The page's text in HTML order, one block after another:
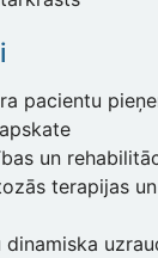
pacientu
un
terapijas
dinamiska